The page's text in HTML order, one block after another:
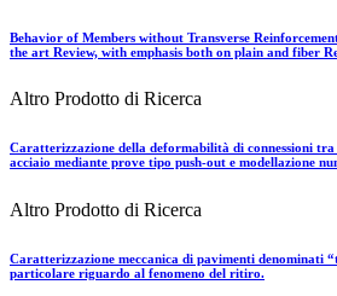
Behavior of Members without Transverse
the art Review, with emphasis both on plain and fiber
Altro Prodotto di Ricerca
Caratterizzazione della deformabilità di connessioni
acciaio mediante prove tipo push-out e modellazione
Altro Prodotto di Ricerca
Caratterizzazione meccanica di pavimenti denominati
particolare riguardo al fenomeno del ritiro.